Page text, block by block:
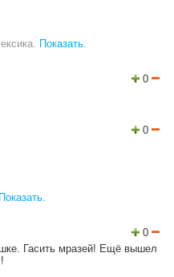
Показать.
0
0
Показать.
0
Гасить мразей! Ещё вышел